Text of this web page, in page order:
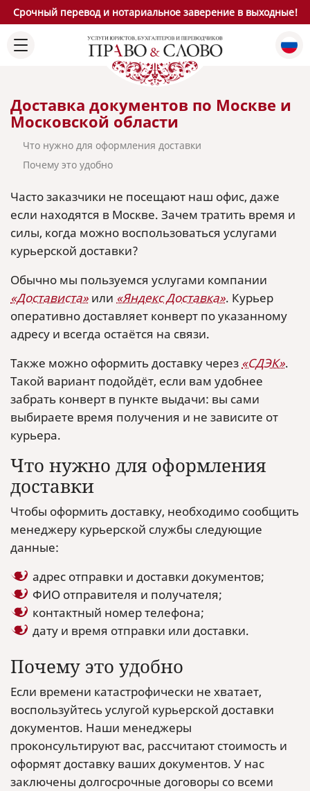
Срочный перевод и нотариальное заверение в выходные!
Доставка документов по Москве и
Московской области
Что нужно для оформления доставки
Почему это удобно
Часто заказчики не посещают наш офис, даже
если находятся в Москве. Зачем тратить время и
силы, когда можно воспользоваться услугами
курьерской доставки?
Обычно мы пользуемся услугами компании
«Достависта» или «Яндекс Доставка». Курьер
оперативно доставляет конверт по указанному
адресу и всегда остаётся на связи.
Также можно оформить доставку через «СДЭК».
Такой вариант подойдёт, если вам удобнее
забрать конверт в пункте выдачи: вы сами
выбираете время получения и не зависите от
курьера.
Что нужно для оформления
доставки
Чтобы оформить доставку, необходимо сообщить
менеджеру курьерской службы следующие
данные:
адрес отправки и доставки документов;
ФИО отправителя и получателя;
контактный номер телефона;
дату и время отправки или доставки.
Почему это удобно
Если времени катастрофически не хватает,
воспользуйтесь услугой курьерской доставки
документов. Наши менеджеры
проконсультируют вас, рассчитают стоимость и
оформят доставку ваших документов. У нас
заключены долгосрочные договоры со всеми